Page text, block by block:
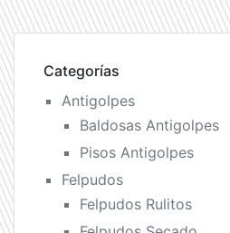
Categorías
Antigolpes
Baldosas Antigolpes
Pisos Antigolpes
Felpudos
Felpudos Rulitos